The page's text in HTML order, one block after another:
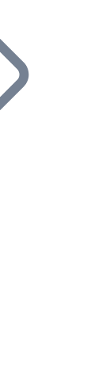
entreprise et
et
service